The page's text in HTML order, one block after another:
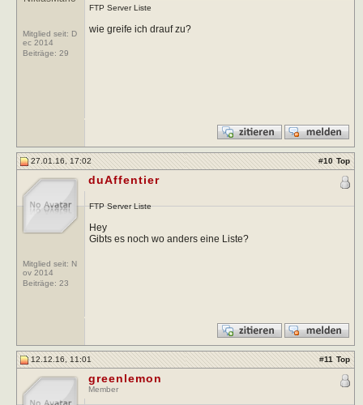
Mitglied seit: D
ec 2014
Beiträge: 29
FTP Server Liste
wie greife ich drauf zu?
27.01.16, 17:02 #10 Top
Mitglied seit: N
ov 2014
Beiträge: 23
duAffentier
FTP Server Liste
Hey
Gibts es noch wo anders eine Liste?
12.12.16, 11:01 #11 Top
greenlemon
Member